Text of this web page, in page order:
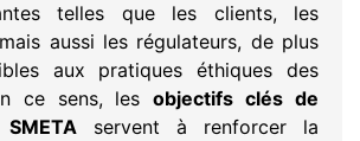
telles que les clients, les
aussi les régulateurs, de plus
aux pratiques éthiques des
ce sens, lesobjectifs clés de
servent à renforcer la